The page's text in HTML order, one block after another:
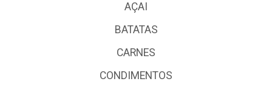
AÇAI
BATATAS
CARNES
CONDIMENTOS